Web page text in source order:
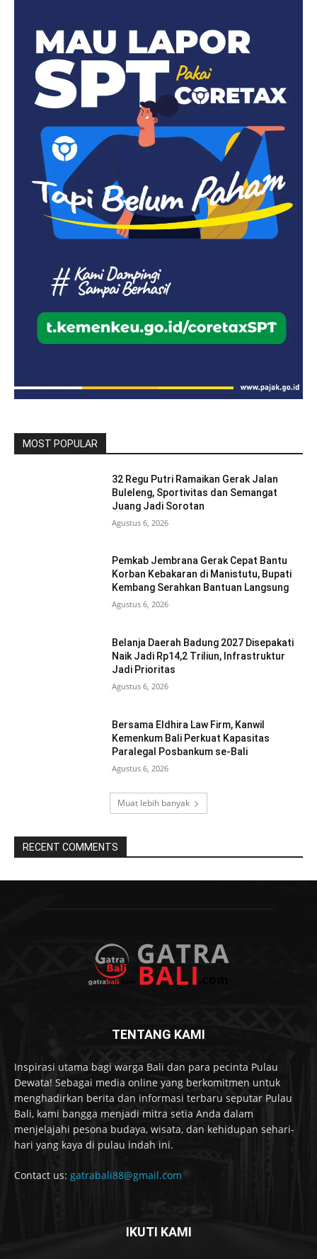
MOST POPULAR
32 Regu Putri Ramaikan Gerak Jalan
Buleleng, Sportivitas dan Semangat
Juang Jadi Sorotan
Agustus 6, 2026
Pemkab Jembrana Gerak Cepat Bantu
Korban Kebakaran di Manistutu, Bupati
Kembang Serahkan Bantuan Langsung
Agustus 6, 2026
Belanja Daerah Badung 2027 Disepakati
Naik Jadi Rp14,2 Triliun, Infrastruktur
Jadi Prioritas
Agustus 6, 2026
Bersama Eldhira Law Firm, Kanwil
Kemenkum Bali Perkuat Kapasitas
Paralegal Posbankum se-Bali
Agustus 6, 2026
Muat lebih banyak
RECENT COMMENTS
TENTANG KAMI
Inspirasi utama bagi warga Bali dan para pecinta Pulau
Dewata! Sebagai media online yang berkomitmen untuk
menghadirkan berita dan informasi terbaru seputar Pulau
Bali, kami bangga menjadi mitra setia Anda dalam
menjelajahi pesona budaya, wisata, dan kehidupan sehari-
hari yang kaya di pulau indah ini.
Contact us: gatrabali88@gmail.com
IKUTI KAMI